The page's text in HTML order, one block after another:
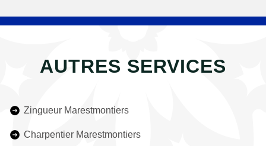
AUTRES SERVICES
Zingueur Marestmontiers
Charpentier Marestmontiers